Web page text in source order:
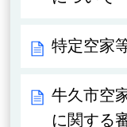
特定空家
牛久市空
に関する